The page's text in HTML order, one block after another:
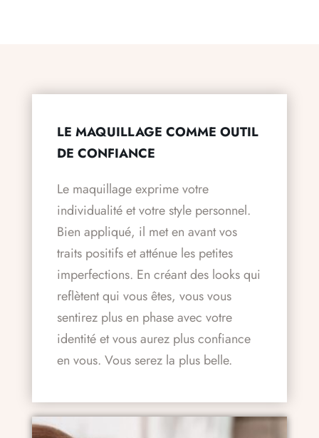
LE MAQUILLAGE COMME OUTIL
DE CONFIANCE
Le maquillage exprime votre
individualité et votre style personnel.
Bien appliqué, il met en avant vos
traits positifs et atténue les petites
imperfections. En créant des looks qui
reflètent qui vous êtes, vous vous
sentirez plus en phase avec votre
identité et vous aurez plus confiance
en vous. Vous serez la plus belle.